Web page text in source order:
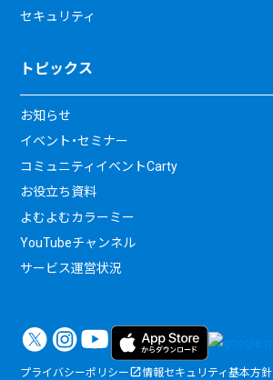
セキュリティ
トピックス
お知らせ
イベント・セミナー
コミュニティイベントCarty
お役立ち資料
よむよむカラーミー
YouTubeチャンネル
サービス運営状況
プライバシーポリシー 情報セキュリティ基本方針